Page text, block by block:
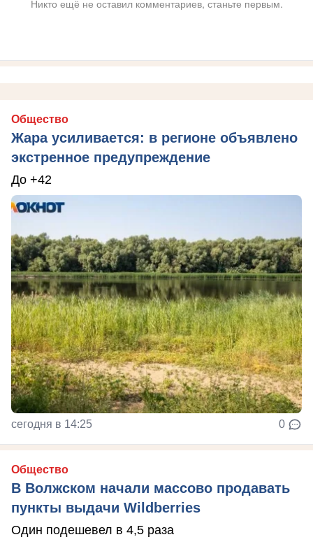
Никто ещё не оставил комментариев, станьте первым.
Общество
Жара усиливается: в регионе объявлено
экстренное предупреждение
До +42
сегодня в 14:25 0
Общество
В Волжском начали массово продавать
пункты выдачи Wildberries
Один подешевел в 4,5 раза